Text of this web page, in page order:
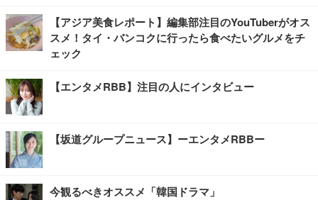
【アジア美食レポート】編集部注目のYouTuberがオス
スメ！タイ・バンコクに行ったら食べたいグルメをチ
ェック
【エンタメRBB】注目の人にインタビュー
【坂道グループニュース】ーエンタメRBBー
今観るべきオススメ「韓国ドラマ」